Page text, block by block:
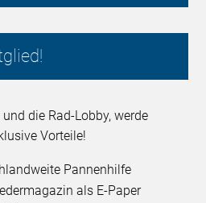
die Rad-Lobby, werde
Vorteile!
Pannenhilfe
als E-Paper